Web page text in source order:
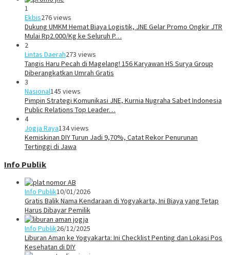
1
Ekbis276 views
Dukung UMKM Hemat Biaya Logistik, JNE Gelar Promo Ongkir JTR
Mulai Rp2.000/Kg ke Seluruh P…
2
Lintas Daerah273 views
Tangis Haru Pecah di Magelang! 156 Karyawan HS Surya Group
Diberangkatkan Umrah Gratis
3
Nasional145 views
Pimpin Strategi Komunikasi JNE, Kurnia Nugraha Sabet Indonesia
Public Relations Top Leader…
4
Jogja Raya134 views
Kemiskinan DIY Turun Jadi 9,70%, Catat Rekor Penurunan
Tertinggi di Jawa
Info Publik
Info Publik10/01/2026
Gratis Balik Nama Kendaraan di Yogyakarta, Ini Biaya yang Tetap
Harus Dibayar Pemilik
Info Publik26/12/2025
Liburan Aman ke Yogyakarta: Ini Checklist Penting dan Lokasi Pos
Kesehatan di DIY